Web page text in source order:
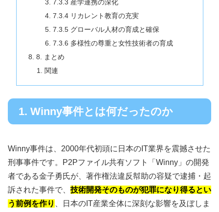
7.3.3 産学連携の深化
7.3.4 リカレント教育の充実
7.3.5 グローバル人材の育成と確保
7.3.6 多様性の尊重と女性技術者の育成
8. まとめ
関連
1. Winny事件とは何だったのか
Winny事件は、2000年代初頭に日本のIT業界を震撼させた
刑事事件です。P2Pファイル共有ソフト「Winny」の開発
者である金子勇氏が、著作権法違反幇助の容疑で逮捕・起
訴された事件で、 技術開発そのものが犯罪になり得るとい
う前例を作り
、日本のIT産業全体に深刻な影響を及ぼしま